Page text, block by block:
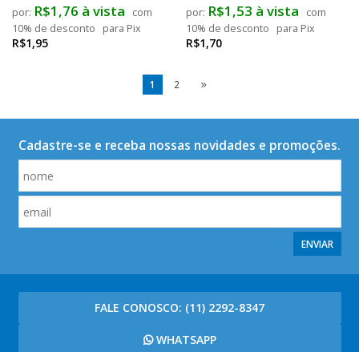
R$1,95
R$1,76 à vista
com
10% de desconto
para Pix
R$1,70
R$1,53 à vista
com
10% de desconto
para Pix
1 2
Cadastre-se e receba nossas novidades e promoções.
ENVIAR
FALE CONOSCO: (11) 2292-8347
WHATSAPP